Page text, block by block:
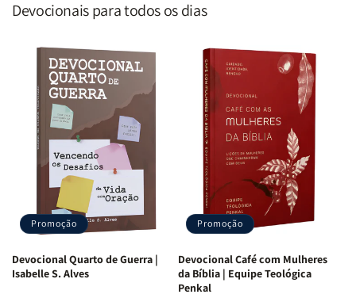
Devocionais para todos os dias
Promoção
Devocional Quarto de Guerra |
Isabelle S. Alves
Promoção
Devocional Café com Mulheres
da Bíblia | Equipe Teológica
Penkal